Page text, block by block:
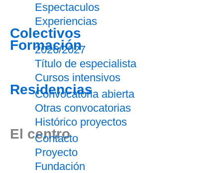
Espectaculos
Experiencias
Colectivos
Formación
2026/2027
Título de especialista
Cursos intensivos
Residencias
Convocatoria abierta
Otras convocatorias
Histórico proyectos
El centro
Contacto
Proyecto
Fundación